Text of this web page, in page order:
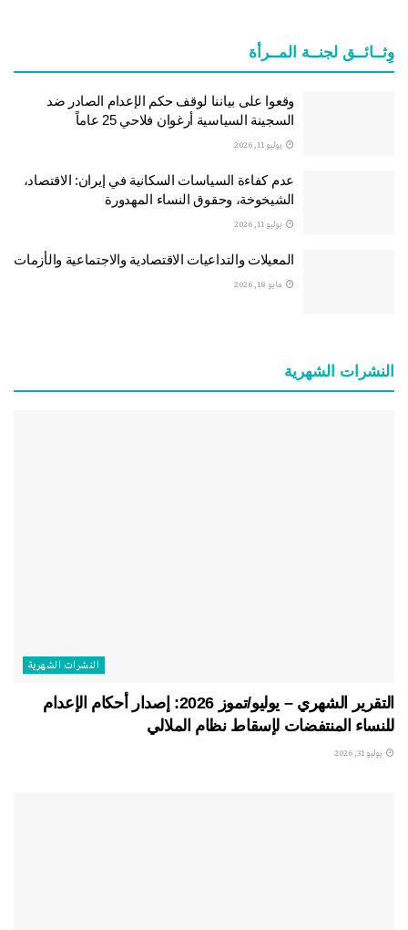
وِثــائــق لجنــة المــرأة
وقعوا على بياننا لوقف حكم الإعدام الصادر ضد
السجينة السياسية أرغوان فلاحي 25 عاماً
يوليو 11, 2026
عدم كفاءة السياسات السكانية في إيران: الاقتصاد،
الشيخوخة، وحقوق النساء المهدورة
يوليو 11, 2026
المعيلات والتداعيات الاقتصادية والاجتماعية والأزمات
مايو 18, 2026
النشرات الشهریة
النشرات الشهریة
التقرير الشهري – يوليو/تموز 2026: إصدار أحكام الإعدام
للنساء المنتفضات لإسقاط نظام الملالي
يوليو 31, 2026